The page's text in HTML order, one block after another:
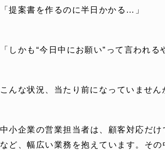
「提案書を作るのに半日かかる…」
「しかも“今日中にお願い”って言われる
こんな状況、当たり前になっていません
中小企業の営業担当者は、顧客対応だ
など、幅広い業務を抱えています。そ